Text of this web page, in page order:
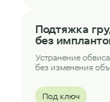
Подтяжка
без
Устранение
без изменения
Под ключ